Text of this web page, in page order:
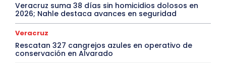
Veracruz suma 38 días sin homicidios dolosos en
2026; Nahle destaca avances en seguridad
Veracruz
Rescatan 327 cangrejos azules en operativo de
conservación en Alvarado